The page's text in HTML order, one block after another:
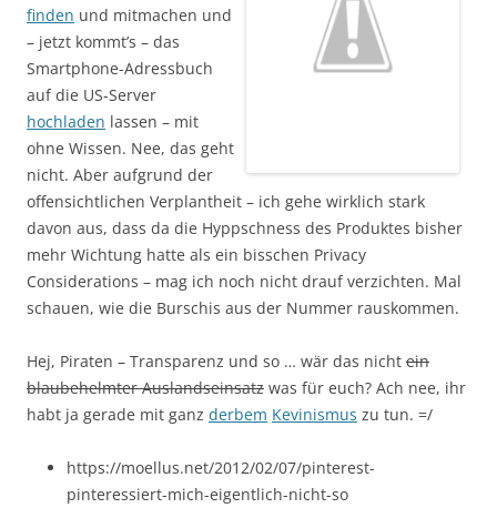
finden und mitmachen und
– jetzt kommt’s – das
Smartphone-Adressbuch
auf die US-Server
hochladen lassen – mit
ohne Wissen. Nee, das geht
nicht. Aber aufgrund der
offensichtlichen Verplantheit – ich gehe wirklich stark
davon aus, dass da die Hyppschness des Produktes bisher
mehr Wichtung hatte als ein bisschen Privacy
Considerations – mag ich noch nicht drauf verzichten. Mal
schauen, wie die Burschis aus der Nummer rauskommen.
Hej, Piraten – Transparenz und so … wär das nicht ein
blaubehelmter Auslandseinsatz was für euch? Ach nee, ihr
habt ja gerade mit ganz derbem Kevinismus zu tun. =/
https://moellus.net/2012/02/07/pinterest-
pinteressiert-mich-eigentlich-nicht-so